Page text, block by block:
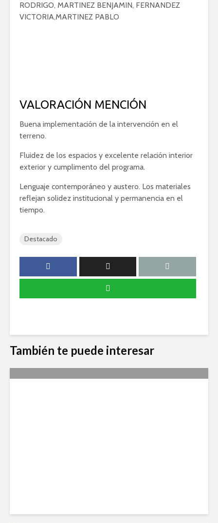
RODRIGO, MARTINEZ BENJAMIN, FERNANDEZ
VICTORIA,MARTINEZ PABLO
VALORACIÓN MENCIÓN
Buena implementación de la intervención en el
terreno.
Fluidez de los espacios y excelente relación interior
exterior y cumplimento del programa.
Lenguaje contemporáneo y austero. Los materiales
reflejan solidez institucional y permanencia en el
tiempo.
Destacado
También te puede interesar